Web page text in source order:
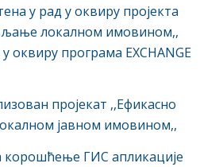
у рад у оквиру пројекта
локалном имовином,,
у оквиру програма EXCHANGE
пројекат ,,Ефикасно
јавном имовином,,
корошћење ГИС апликације